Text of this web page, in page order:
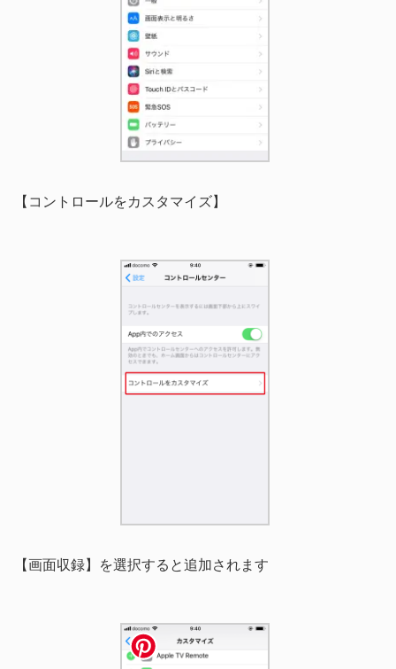
【コントロールをカスタマイズ】
【画面収録】を選択すると追加されます